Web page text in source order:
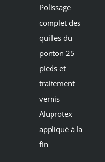
Polissage
complet des
quilles du
ponton 25
pieds et
traitement
vernis
Aluprotex
appliqué à la
fin